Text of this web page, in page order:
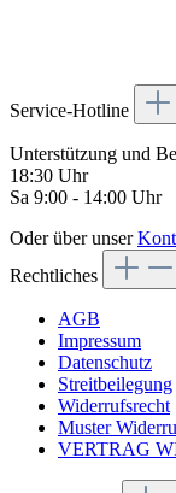
Service-Hotline
Unterstützung und
18:30 Uhr
Sa 9:00 - 14:00 Uhr
Oder über unser
Rechtliches
AGB
Impressum
Datenschutz
Streitbeilegung
Widerrufsrecht
Muster
VERTRAG